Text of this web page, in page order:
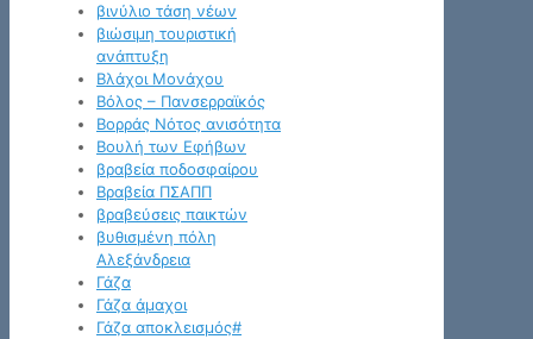
βινύλιο τάση νέων
βιώσιμη τουριστική
ανάπτυξη
Βλάχοι Μονάχου
Βόλος – Πανσερραϊκός
Βορράς Νότος ανισότητα
Βουλή των Εφήβων
βραβεία ποδοσφαίρου
Βραβεία ΠΣΑΠΠ
βραβεύσεις παικτών
βυθισμένη πόλη
Αλεξάνδρεια
Γάζα
Γάζα άμαχοι
Γάζα αποκλεισμός#